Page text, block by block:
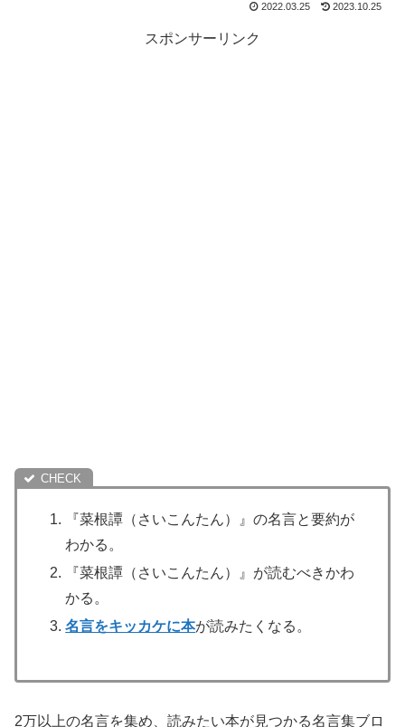
2022.03.25 2023.10.25
スポンサーリンク
『菜根譚（さいこんたん）』の名言と要約が
わかる。
『菜根譚（さいこんたん）』が読むべきかわ
かる。
名言をキッカケに本が読みたくなる。
2万以上の名言を集め、読みたい本が見つかる名言集ブロ